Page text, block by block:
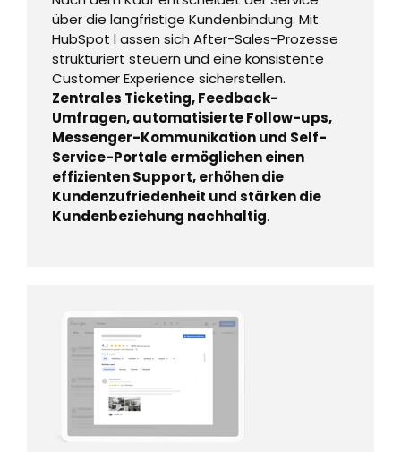
über die langfristige Kundenbindung. Mit
HubSpot l assen sich After-Sales-Prozesse
strukturiert steuern und eine konsistente
Customer Experience sicherstellen.
Zentrales Ticketing, Feedback-
Umfragen, automatisierte Follow-ups,
Messenger-Kommunikation und Self-
Service-Portale ermöglichen einen
effizienten Support, erhöhen die
Kundenzufriedenheit und stärken die
Kundenbeziehung nachhaltig.